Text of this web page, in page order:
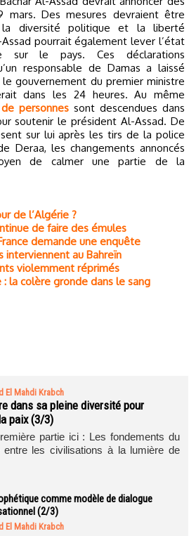
mars. Des mesures devraient être
diversité politique et la liberté
pourrait également lever l’état
sur le pays. Ces déclarations
responsable de Damas a laissé
gouvernement du premier ministre
dans les 24 heures. Au même
personnes sont descendues dans
soutenir le président Al-Assad. De
sur lui après les tirs de la police
Deraa, les changements annoncés
de calmer une partie de la
de l’Algérie ?
de faire des émules
demande une enquête
interviennent au Bahreïn
violemment réprimés
: la colère gronde dans le sang
El Mahdi Krabch
dans sa pleine diversité pour
paix (3/3)
partie ici : Les fondements du
entre les civilisations à la lumière de
comme modèle de dialogue
(2/3)
El Mahdi Krabch